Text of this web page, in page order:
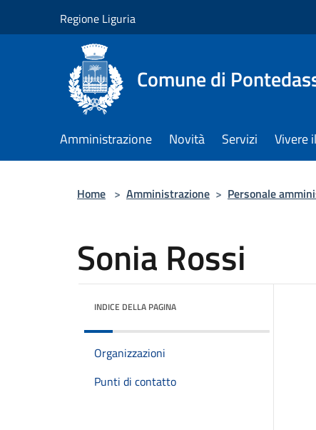
Regione Liguria
Comune di
Amministrazione Novità Servizi Vivere
Home > Amministrazione > Personale
Sonia Rossi
INDICE DELLA PAGINA
Organizzazioni
Punti di contatto